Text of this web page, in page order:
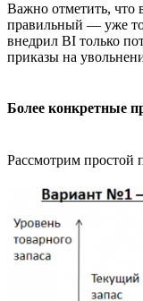
Важно отметить, что
правильный — уже
внедрил BI только
приказы на
Более конкретные
Рассмотрим простой